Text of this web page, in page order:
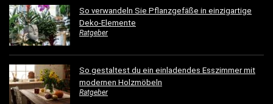
So verwandeln Sie Pflanzgefäße in einzigartige
Deko-Elemente
Ratgeber
So gestaltest du ein einladendes Esszimmer mit
modernen Holzmöbeln
Ratgeber